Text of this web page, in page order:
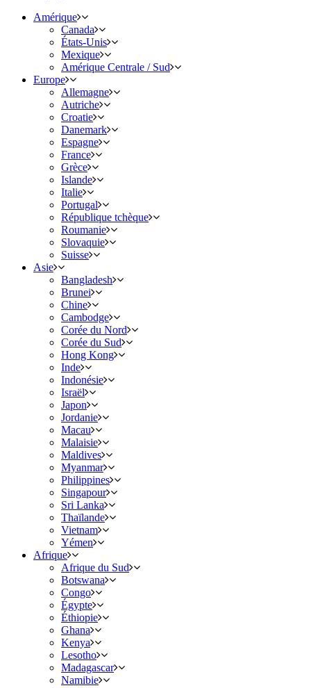
Amérique
Canada
États-Unis
Mexique
Amérique Centrale / Sud
Europe
Allemagne
Autriche
Croatie
Danemark
Espagne
France
Grèce
Islande
Italie
Portugal
République tchèque
Roumanie
Slovaquie
Suisse
Asie
Bangladesh
Brunei
Chine
Cambodge
Corée du Nord
Corée du Sud
Hong Kong
Inde
Indonésie
Israël
Japon
Jordanie
Macau
Malaisie
Maldives
Myanmar
Philippines
Singapour
Sri Lanka
Thaïlande
Vietnam
Yémen
Afrique
Afrique du Sud
Botswana
Congo
Égypte
Éthiopie
Ghana
Kenya
Lesotho
Madagascar
Namibie